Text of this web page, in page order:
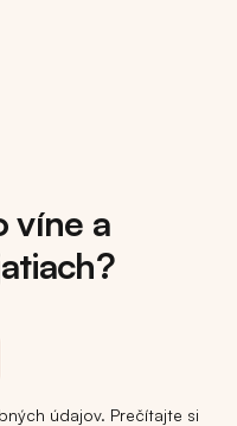
víne a
údajov. Prečítajte si